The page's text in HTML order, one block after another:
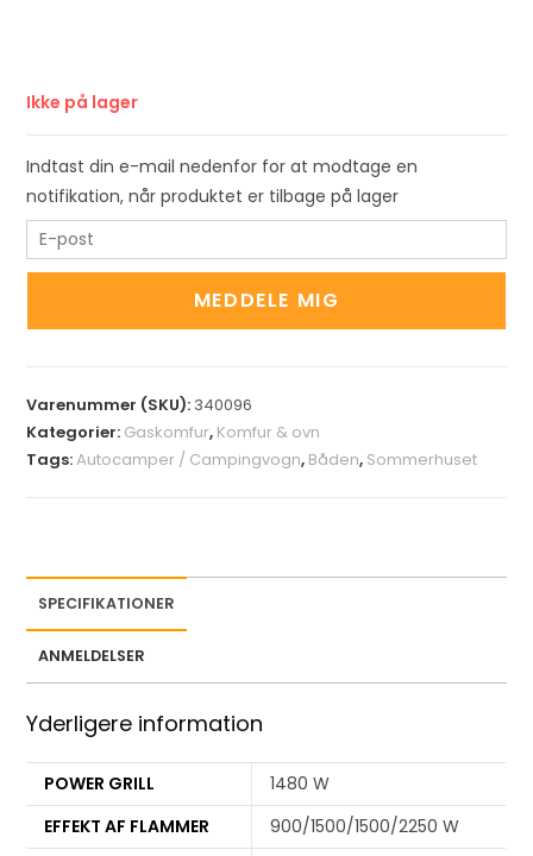
Ikke på lager
Indtast din e-mail nedenfor for at modtage en
notifikation, når produktet er tilbage på lager
n
o
u
r
d
r
e
MEDDELE MIG
Varenummer (SKU): 340096
Kategorier: Gaskomfur, Komfur & ovn
Tags:Autocamper / Campingvogn, Båden, Sommerhuset
SPECIFIKATIONER
ANMELDELSER
Yderligere information
POWER GRILL
1480 W
EFFEKT AF FLAMMER
900/1500/1500/2250 W